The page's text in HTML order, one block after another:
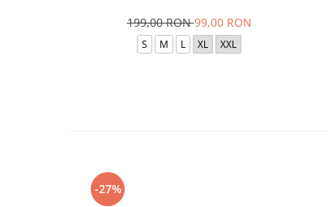
199,00 RON99,00 RON
S M L XL XXL
-27%